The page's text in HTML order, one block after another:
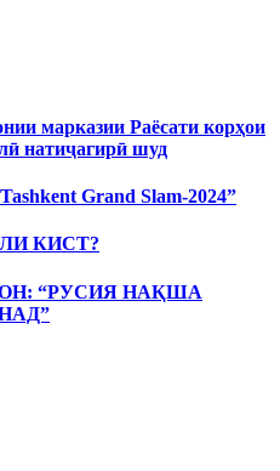
марказии Раёсати корҳои
натиҷагирӣ шуд
Grand Slam-2024”
КИСТ?
“РУСИЯ НАҚША